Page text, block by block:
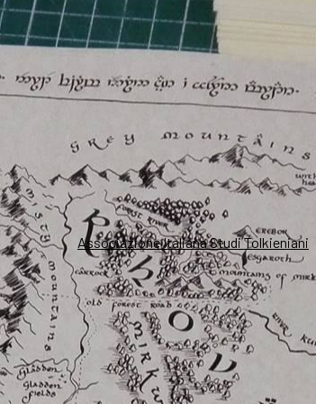
Associazione Italiana Studi Tolkieniani